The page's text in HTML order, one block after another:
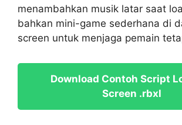
menambahkan musik latar saat
bahkan mini-game sederhana di
screen untuk menjaga pemain
Download Contoh Script
Screen .rbxl